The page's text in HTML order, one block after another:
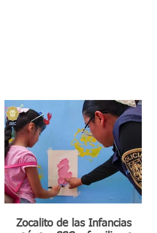
Zocalito de las Infancias